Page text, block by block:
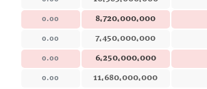
8,720,000,000
0.00
7,450,000,000
0.00
6,250,000,000
0.00
11,680,000,000
0.00